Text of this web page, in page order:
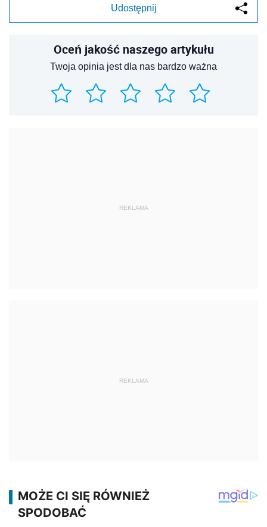
Udostępnij
Oceń jakość naszego artykułu
Twoja opinia jest dla nas bardzo ważna
REKLAMA
REKLAMA